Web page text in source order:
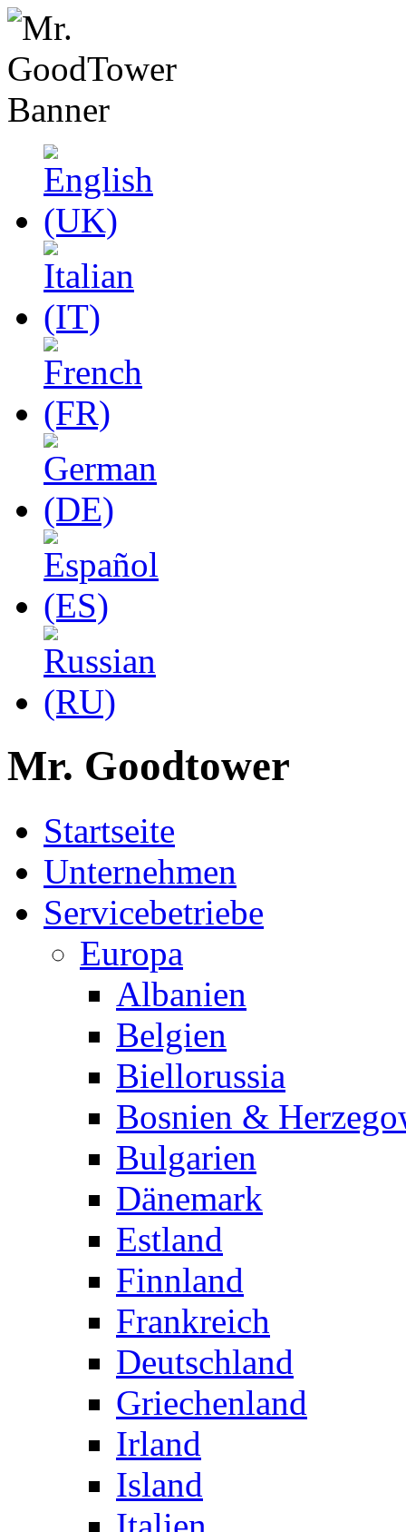
Mr. Goodtower
Startseite
Unternehmen
Servicebetriebe
Europa
Albanien
Belgien
Biellorussia
Bosnien &
Bulgarien
Dänemark
Estland
Finnland
Frankreich
Deutschland
Griechenland
Irland
Island